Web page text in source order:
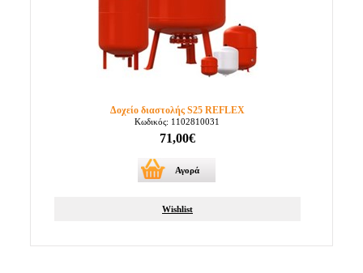
Δοχείο διαστολής S25 REFLEX
Κωδικός: 1102810031
71,00€
Αγορά
Wishlist